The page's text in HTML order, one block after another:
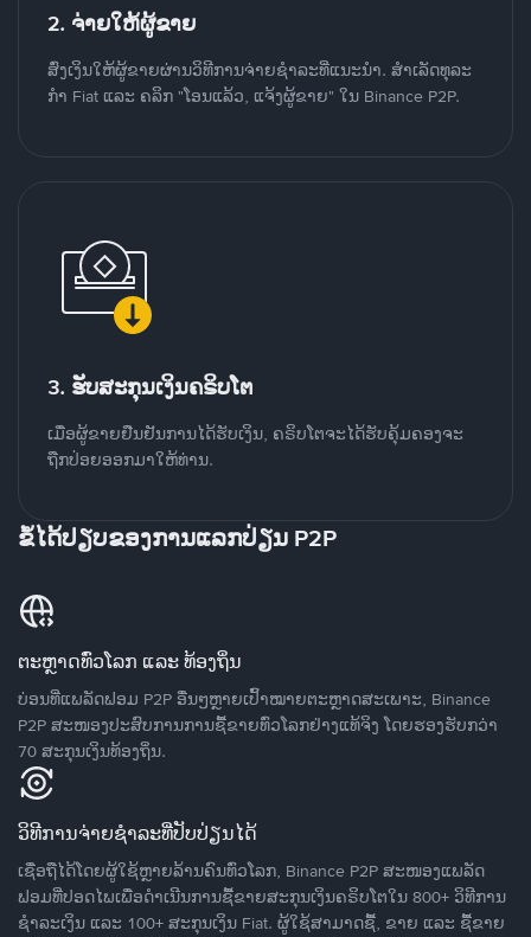
2. ຈ່າຍໃຫ້ຜູ້ຂາຍ
ສົ່ງເງິນໃຫ້ຜູ້ຂາຍຜ່ານວິທີການຈ່າຍຊຳລະທີ່ແນະນໍາ. ສໍາເລັດທຸລະ
ກໍາ Fiat ແລະ ຄລິກ "ໂອນແລ້ວ, ແຈ້ງຜູ້ຂາຍ" ໃນ Binance P2P.
3. ຮັບສະກຸນເງິນຄຣິບໂຕ
ເມື່ອຜູ້ຂາຍຢືນຢັນການໄດ້ຮັບເງິນ, ຄຣິບໂຕຈະໄດ້ຮັບຄຸ້ມຄອງຈະ
ຖືກປ່ອຍອອກມາໃຫ້ທ່ານ.
ຂໍ້ໄດ້ປຽບຂອງການແລກປ່ຽນ P2P
ຕະຫຼາດທົ່ວໂລກ ແລະ ທ້ອງຖິ່ນ
ບ່ອນທີ່ແພລັດຟອມ P2P ອື່ນໆຫຼາຍເປົ້າໝາຍຕະຫຼາດສະເພາະ, Binance
P2P ສະໜອງປະສົບການການຊື້ຂາຍທົ່ວໂລກຢ່າງແທ້ຈິງ ໂດຍຮອງຮັບກວ່າ
70 ສະກຸນເງິນທ້ອງຖິ່ນ.
ວິທີການຈ່າຍຊຳລະທີ່ປັບປ່ຽນໄດ້
ເຊື່ອຖືໄດ້ໂດຍຜູ້ໃຊ້ຫຼາຍລ້ານຄົນທົ່ວໂລກ, Binance P2P ສະໜອງແພລັດ
ຟອມທີ່ປອດໄພເພື່ອດໍາເນີນການຊື້ຂາຍສະກຸນເງິນຄຣິບໂຕໃນ 800+ ວິທີການ
ຊໍາລະເງິນ ແລະ 100+ ສະກຸນເງິນ Fiat. ຜູ້ໃຊ້ສາມາດຊື້, ຂາຍ ແລະ ຊື້ຂາຍ